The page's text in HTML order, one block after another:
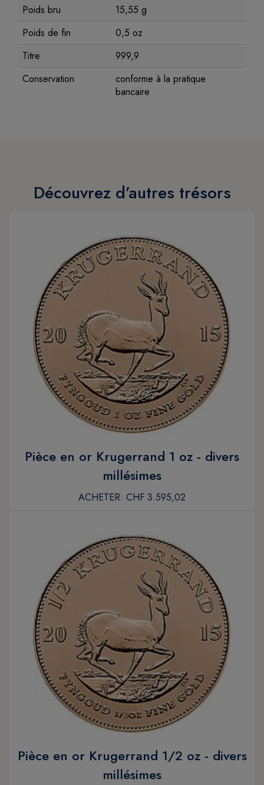
Poids bru
15,55 g
Poids de fin
0,5 oz
Titre
999,9
Conservation
conforme à la pratique
bancaire
Découvrez d’autres trésors
Pièce en or Krugerrand 1 oz - divers
millésimes
ACHETER: CHF 3.595,02
Pièce en or Krugerrand 1/2 oz - divers
millésimes